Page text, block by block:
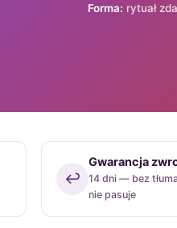
Forma: rytuał
↩️
Gwarancja
14 dni — bez
nie pasuje